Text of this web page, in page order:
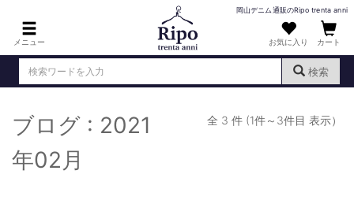
メニュー
岡山デニム通販のRipo trenta anni
お気に入り カート
検索
ログイン （新規会員登録）
MENS : メンズ
ブログ : 2021
年02月
全 3 件 (1件～3件目 表示）